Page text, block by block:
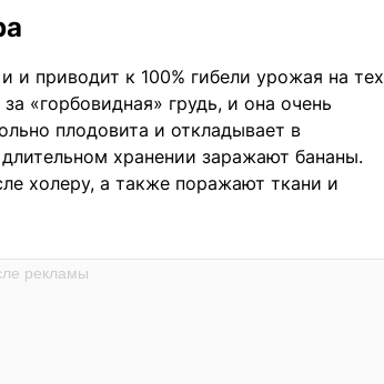
и приводит к 100% гибели урожая на тех
«горбовидная» грудь, и она очень
плодовита и откладывает в
хранении заражают бананы.
холеру, а также поражают ткани и